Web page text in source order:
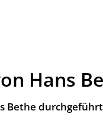
Hans
Bethe